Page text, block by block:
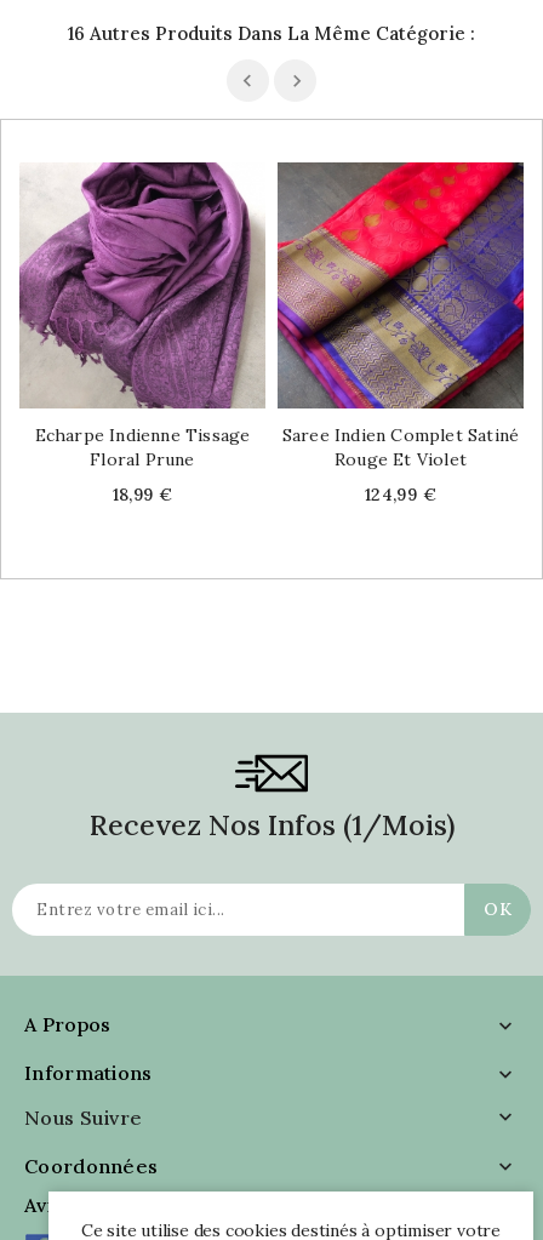
16 Autres Produits Dans La Même Catégorie :
Echarpe Indienne Tissage
Floral Prune
Price
18,99 €
Saree Indien Complet Satiné
Rouge Et Violet
Price
124,99 €
Recevez Nos Infos (1/mois)
A Propos

Informations

Nous Suivre

Coordonnées

Avis Clients
Ce site utilise des cookies destinés à optimiser votre